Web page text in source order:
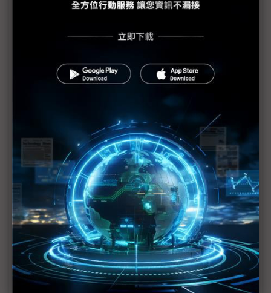
具正面意義
新纖：地緣風險是危機也是轉機 三大布局推進成長
中資背景也能過關 Volvo獲白宮豁免可繼續在美賣
車
裕隆國產、外銷同步並進 嚴陳莉蓮：AI賦能強化核
心競爭力與轉型
茂林加速東南亞布局 越南新廠2Q量產、泰國建廠規
畫隨後上
川普關稅再退款206億美元 CBP同步修正兩週前烏
龍數字